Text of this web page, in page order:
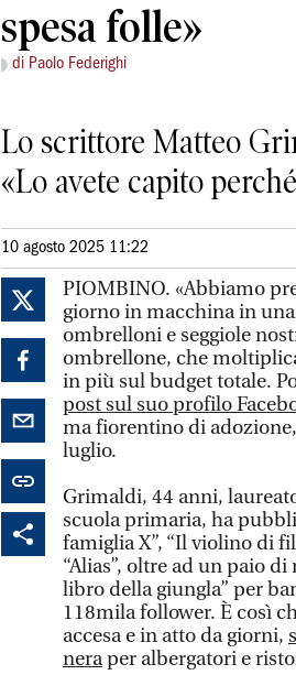
spesa folle»
di Paolo Federighi
Lo scrittore Matteo
«Lo avete capito
10 agosto 2025 11:22
PIOMBINO. «Abbiamo
giorno in macchina in una
ombrelloni e seggiole
ombrellone, che
in più sul budget totale.
post sul suo profilo
ma fiorentino di
luglio.
Grimaldi, 44 anni,
scuola primaria, ha
famiglia X”, “Il violino di
“Alias”, oltre ad un paio
libro della giungla” per
118mila follower. È così
accesa e in atto da giorni,
neraper albergatori e